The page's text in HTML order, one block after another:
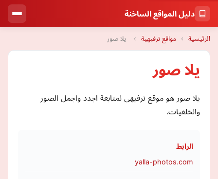
دليل المواقع الساخنة
الرئيسية › مواقع ترفيهية › يلا صور
يلا صور
يلا صور هو موقع ترفيهى لمتابعة اجدد واجمل الصور
والخلفيات.
الرابط
yalla-photos.com